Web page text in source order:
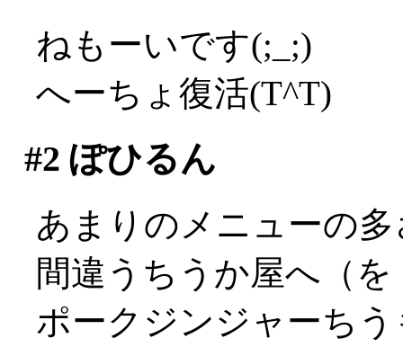
ねもーいです(;_;)
へーちょ復活(T^T)
#2 ぽひるん
あまりのメニューの
間違うちうか屋へ（を
ポークジンジャーち